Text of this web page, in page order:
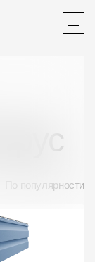
По популярности